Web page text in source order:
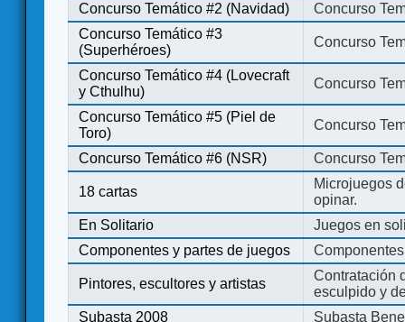
Concurso Temático #2 (Navidad)
Concurso
Concurso Temático #3
(Superhéroes)
Concurso
Concurso Temático #4 (Lovecraft
y Cthulhu)
Concurso
Concurso Temático #5 (Piel de
Toro)
Concurso
Concurso Temático #6 (NSR) Concurso
18 cartas
Microjuegos
opinar.
En Solitario
Juegos en
Componentes y partes de juegos
Pintores, escultores y artistas
Contratación
esculpido y
Subasta 2008
Subasta